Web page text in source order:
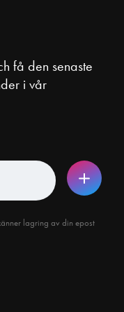
få den senaste
i vår
lagring av din epost